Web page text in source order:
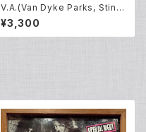
V.A.(Van Dyke Parks, Sting,
John Zorn, Lou Reed and o
thers) – Lost In The Stars
(The Music Of Kurt Weill)
¥3,300